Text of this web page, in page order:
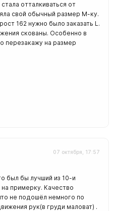
отталкиваться от
свой обычный размер М-ку.
162 нужно было заказать L.
скованы. Особенно в
перезакажу на размер
07 октября, 17:57
был бы лучший из 10-и
на примерку. Качество
не подошёл немного по
рук(в груди маловат) .